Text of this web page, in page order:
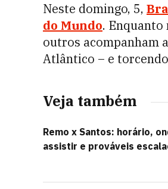
Neste domingo, 5,
do Mundo. Enquanto
outros acompanham
Atlântico – e
Veja também
Remo x Santos: horário,
assistir e prováveis